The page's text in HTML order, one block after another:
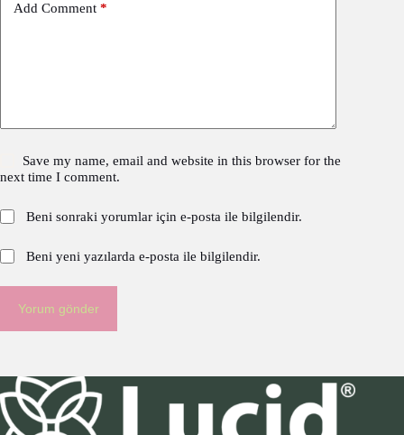
Add Comment *
Save my name, email and website in this browser for the
next time I comment.
Beni sonraki yorumlar için e-posta ile bilgilendir.
Beni yeni yazılarda e-posta ile bilgilendir.
Yorum gönder